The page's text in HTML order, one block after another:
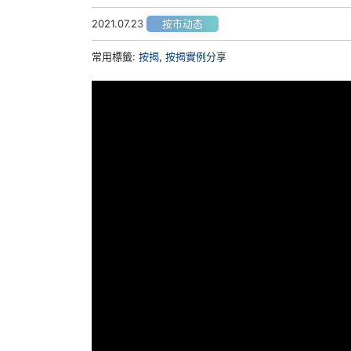
2021.07.23 按市动态
常用標籤: 按揭, 按揭實例分享